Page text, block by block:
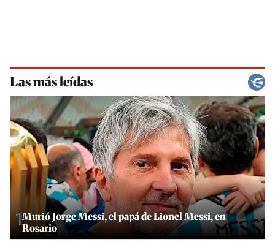
Las más leídas
1Murió Jorge Messi, el papá de Lionel Messi, en
Rosario